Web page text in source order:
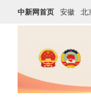
中新网首页 安徽 北